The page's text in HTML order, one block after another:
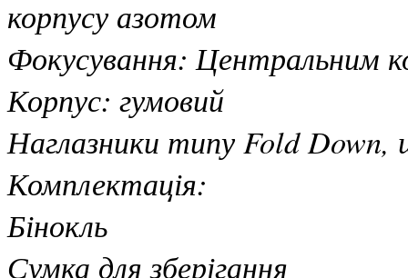
корпусу азотом
Фокусування: Центральним
Корпус: гумовий
Наглазники типу Fold
Комплектація:
Бінокль
Сумка для зберігання